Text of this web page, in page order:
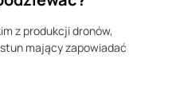
z produkcji dronów,
mający zapowiadać